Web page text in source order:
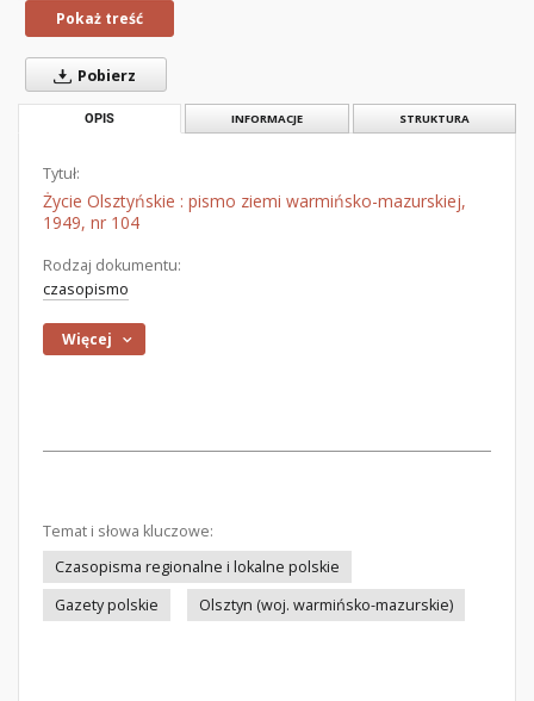
Pokaż treść
Pobierz
OPIS INFORMACJE STRUKTURA
Tytuł:
Życie Olsztyńskie : pismo ziemi warmińsko-mazurskiej,
1949, nr 104
Rodzaj dokumentu:
czasopismo
Więcej
Temat i słowa kluczowe:
Czasopisma regionalne i lokalne polskie
Gazety polskie
Olsztyn (woj. warmińsko-mazurskie)